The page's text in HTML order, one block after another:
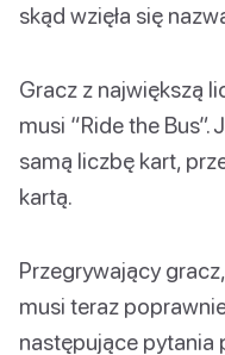
skąd wzięła się
Gracz z największą
musi “Ride the
samą liczbę kart,
kartą.
Przegrywający
musi teraz
następujące pytania